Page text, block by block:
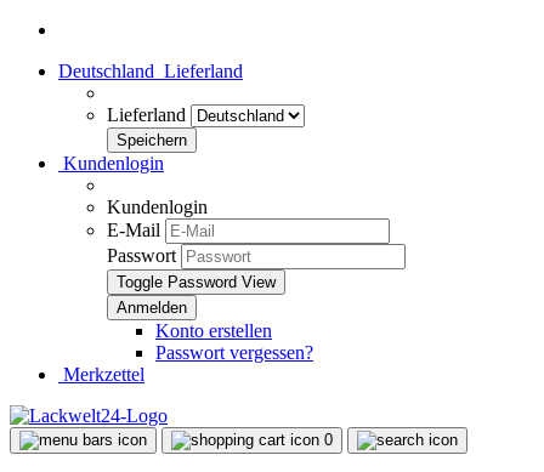
Deutschland Lieferland
Lieferland
Kundenlogin
Kundenlogin
E-Mail
Passwort
Toggle Password View
Konto erstellen
Passwort vergessen?
Merkzettel
0